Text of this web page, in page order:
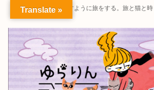
～暮らすように旅をする。旅と猫と時
Translate »